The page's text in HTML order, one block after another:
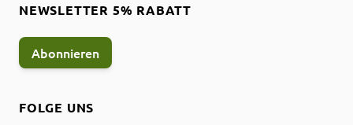
FOLGE UNS
NEWSLETTER 5% RABATT
Abonnieren